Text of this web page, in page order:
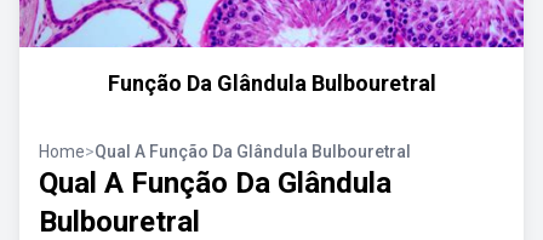
Função Da Glândula Bulbouretral
Home>Qual A Função Da Glândula Bulbouretral
Qual A Função Da Glândula
Bulbouretral